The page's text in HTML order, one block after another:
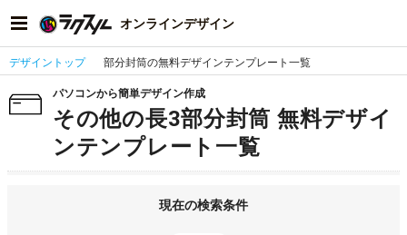
オンラインデザイン
デザイントップ 部分封筒の無料デザインテンプレート一覧
パソコンから簡単デザイン作成
その他の長3部分封筒 無料デザイ
ンテンプレート一覧
現在の検索条件